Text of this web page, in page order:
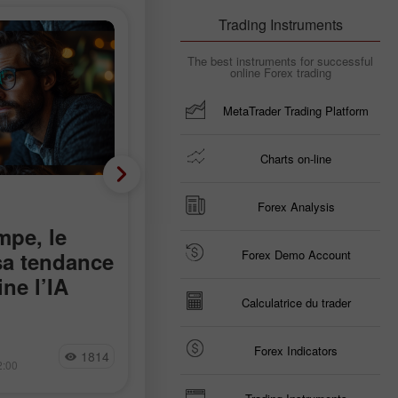
le
tendance
l’IA
aux
Bitcoin touche1814
Analyse fondamentale
Moins 23 000 au lieu de
plus 90 000 : le marché
du travail américain
devient négatif de
manière inattendue
Les effectifs non agricoles aux
États‑Unis ont diminué de 23 000
Jakub Novak
Trading Instruments
The best instruments for successful
online Forex trading
MetaTrader Trading Platform
Charts on-line
Forex Analysis
Forex Demo Account
Calculatrice du trader
Forex Indicators